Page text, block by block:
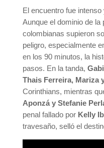
El encuentro fue
Aunque el dominio de la
colombianas supieron
peligro, especialmente
en los 90 minutos, la
pasos. En la tanda,
Thais Ferreira, Mariza
Corinthians, mientras
Aponzá y Stefanie
penal fallado por Kelly
travesaño, selló el